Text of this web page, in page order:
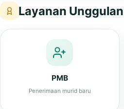
PMB
Penerimaan murid baru